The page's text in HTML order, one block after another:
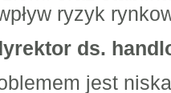
ryzyk
ds.
jest